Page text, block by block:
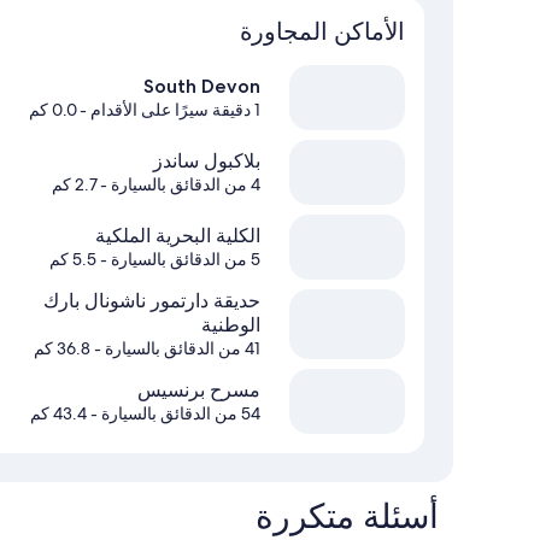
الأماكن المجاورة
South Devon
1 دقيقة سيرًا على الأقدام - 0.0 كم
بلاكبول ساندز
4 من الدقائق بالسيارة - 2.7 كم
الكلية البحرية الملكية
5 من الدقائق بالسيارة - 5.5 كم
حديقة دارتمور ناشونال بارك
الوطنية
41 من الدقائق بالسيارة - 36.8 كم
مسرح برنسيس
54 من الدقائق بالسيارة - 43.4 كم
أسئلة متكررة